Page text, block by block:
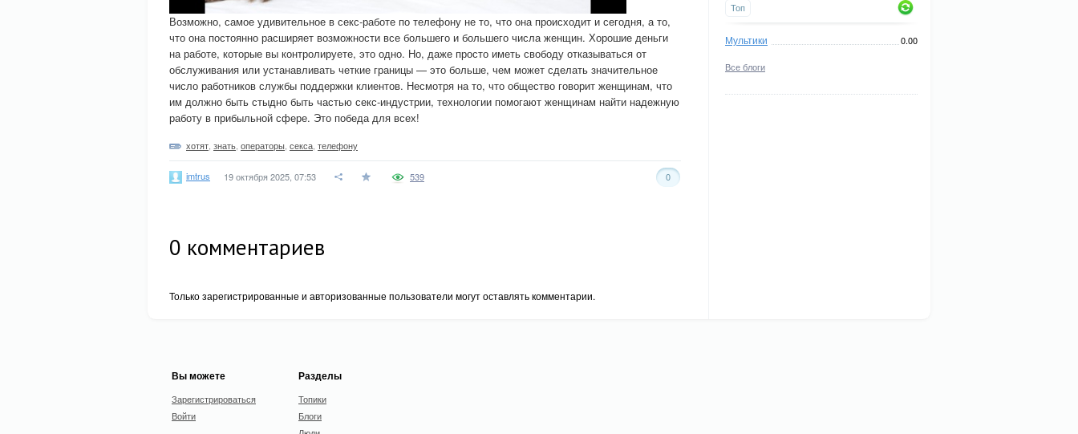
Топ
Мультики 0.00
Все блоги
Возможно, самое удивительное в секс-работе по телефону не то, что она происходит и сегодня, а то,
что она постоянно расширяет возможности все большего и большего числа женщин. Хорошие деньги
на работе, которые вы контролируете, это одно. Но, даже просто иметь свободу отказываться от
обслуживания или устанавливать четкие границы — это больше, чем может сделать значительное
число работников службы поддержки клиентов. Несмотря на то, что общество говорит женщинам, что
им должно быть стыдно быть частью секс-индустрии, технологии помогают женщинам найти надежную
работу в прибыльной сфере. Это победа для всех!
хотят знать операторы секса телефону
imtrus 19 октября 2025, 07:53 0
539
0 комментариев
Только зарегистрированные и авторизованные пользователи могут оставлять комментарии.
Вы можете
Зарегистрироваться
Войти
Разделы
Топики
Блоги